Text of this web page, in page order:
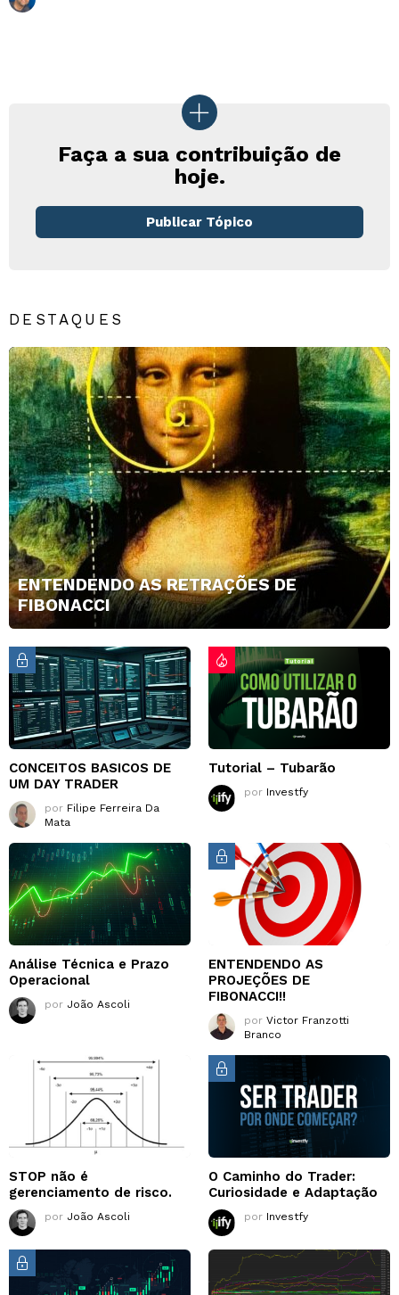
Faça a sua contribuição de
hoje.
Publicar Tópico
DESTAQUES
ENTENDENDO AS RETRAÇÕES DE
FIBONACCI
CONCEITOS BASICOS DE
UM DAY TRADER
por Filipe Ferreira Da
Mata
Tutorial – Tubarão
por Investfy
Análise Técnica e Prazo
Operacional
por João Ascoli
ENTENDENDO AS
PROJEÇÕES DE
FIBONACCI!!
por Victor Franzotti
Branco
STOP não é
gerenciamento de risco.
por João Ascoli
O Caminho do Trader:
Curiosidade e Adaptação
por Investfy